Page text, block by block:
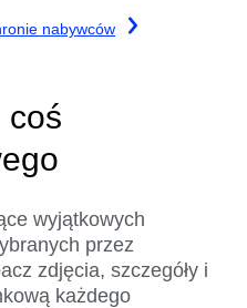
nabywców
coś
wyjątkowych
przez
zdjęcia, szczegóły i
każdego